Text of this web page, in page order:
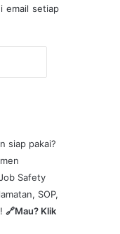
email setiap
siap pakai?
Safety
SOP,
🔗Mau? Klik